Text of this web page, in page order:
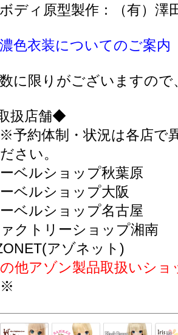
ディ原型製作：（有）澤
色衣装についてのご案内
に限りがございますので
扱店舗◆
約体制・状況は各店で
さい。
ベルショップ秋葉原
ベルショップ大阪
ベルショップ名古屋
クトリーショップ湘南
アゾネット)
他アゾン製品取扱いショ
※